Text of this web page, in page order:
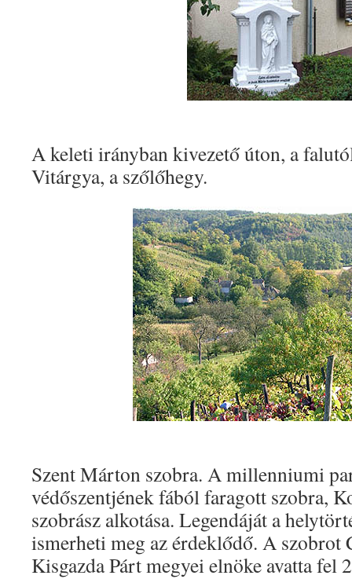
A keleti irányban kivezető úton, a
Vitárgya, a szőlőhegy.
Szent Márton szobra. A millenniumi
védőszentjének fából faragott szobra,
szobrász alkotása. Legendáját a
ismerheti meg az érdeklődő. A szobrot
Kisgazda Párt megyei elnöke avatta fel